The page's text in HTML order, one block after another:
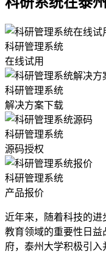
科研管理系统
在线试用
科研管理系统
解决方案下载
科研管理系统
源码授权
科研管理系统
产品报价
近年来，随着科技的进
教育领域的重要性日
府，泰州大学积极引